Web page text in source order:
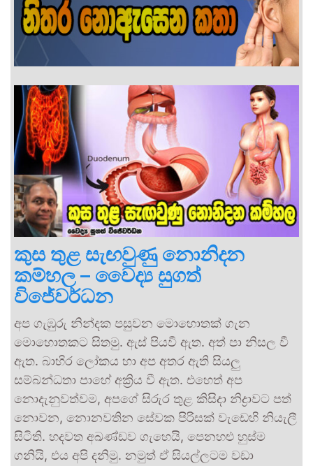
කුස තුළ සැඟවුණු නොනිදන
කම්හල – වෛද්‍ය සුගත්
විජේවර්ධන
අප ගැඹුරු නින්දක පසුවන මොහොතක් ගැන
මොහොතකට සිතමු. ඇස් පියවී ඇත. අත් පා නිසල වී
ඇත. බාහිර ලෝකය හා අප අතර ඇති සියලු
සම්බන්ධතා පාහේ අක්‍රිය වී ඇත. එහෙත් අප
නොදැනුවත්වම, අපගේ සිරුර තුළ කිසිදා නිද්‍රාවට පත්
නොවන, නොනවතින සේවක පිරිසක් වැඩෙහි නියැලී
සිටිති. හදවත අඛණ්ඩව ගැහෙයි, පෙනහළු හුස්ම
ගනියි, එය අපි දනිමු. නමුත් ඒ සියල්ලටම වඩා